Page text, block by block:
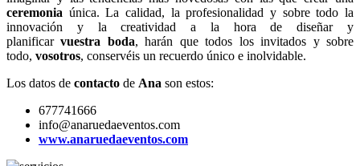
ceremonia única.La calidad, la profesionalidad y sobre todo la
innovación y la creatividad a la hora de diseñar y
planificarvuestra boda, harán que todos los invitados y sobre
todo, vosotros, conservéis un recuerdo único e inolvidable.
Los datos de contacto de Ana son estos:
677741666
info@anaruedaeventos.com
www.anaruedaeventos.com